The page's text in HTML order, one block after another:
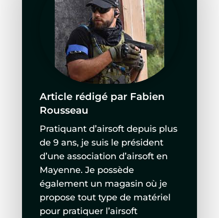
Article rédigé par Fabien
Rousseau
Pratiquant d’airsoft depuis plus
de 9 ans, je suis le président
d’une association d’airsoft en
Mayenne. Je possède
également un magasin où je
propose tout type de matériel
pour pratiquer l’airsoft